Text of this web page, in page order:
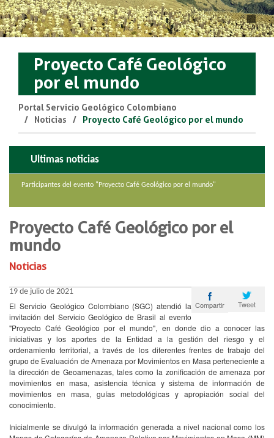
Proyecto Café Geológico
por el mundo
Portal Servicio Geológico Colombiano
Noticias
Proyecto Café Geológico por el mundo
Ultimas noticias
Participantes del evento "Proyecto Café Geológico por el mundo"
Proyecto Café Geológico por el
mundo
Noticias
19 de julio de 2021
Tweet
Compartir
El Servicio Geológico Colombiano (SGC) atendió la
invitación del Servicio Geológico de Brasil al evento
"Proyecto Café Geológico por el mundo", en donde dio a conocer las
iniciativas y los aportes de la Entidad a la gestión del riesgo y el
ordenamiento territorial, a través de los diferentes frentes de trabajo del
grupo de Evaluación de Amenaza por Movimientos en Masa perteneciente a
la dirección de Geoamenazas, tales como la zonificación de amenaza por
movimientos en masa, asistencia técnica y sistema de información de
movimientos en masa, guías metodológicas y apropiación social del
conocimiento.
Inicialmente se divulgó la información generada a nivel nacional como los